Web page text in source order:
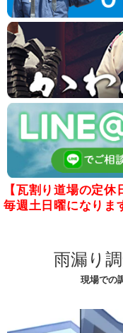
【瓦割り道場の定休
毎週土日曜になりま
雨漏り
現場での